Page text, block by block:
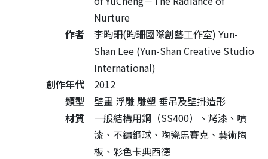
Nurture
作者
李昀珊(昀珊國際創藝工作室) Yun-
Shan Lee (Yun-Shan Creative Studio
International)
創作年代
2012
類型
壁畫 浮雕 雕塑 垂吊及壁掛造形
材質
一般結構用鋼（SS400）、烤漆、噴
漆、不鏽鋼球、陶瓷馬賽克、藝術陶
板、彩色卡典西德